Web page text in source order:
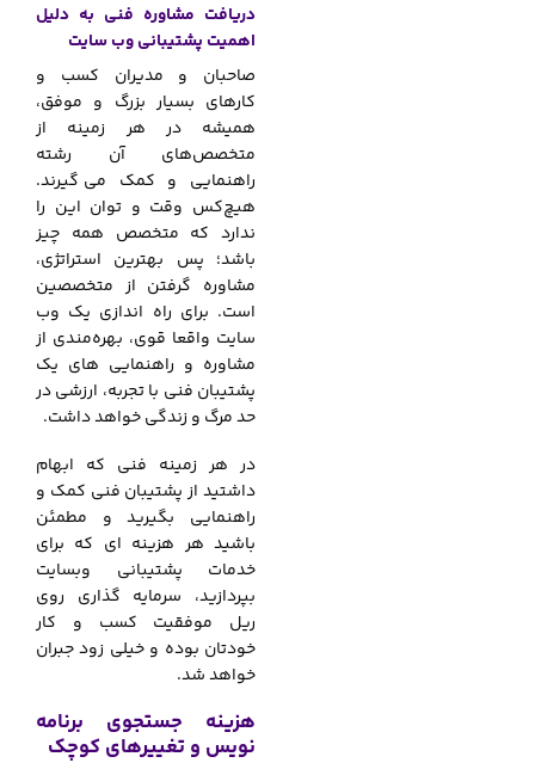
دریافت مشاوره فنی به دلیل
اهمیت پشتیبانی وب سایت
صاحبان و مدیران کسب و
کارهای بسیار بزرگ و موفق،
همیشه در هر زمینه از
متخصص‌های آن رشته
راهنمایی و کمک می‌ گیرند.
هیچ‌کس وقت و توان این را
ندارد که متخصص همه چیز
باشد؛ پس بهترین استراتژی،
مشاوره گرفتن از متخصصین
است. برای راه اندازی یک وب
سایت واقعا قوی، بهره‌مندی از
مشاوره و راهنمایی‌ های یک
پشتیبان فنی با تجربه، ارزشی در
حد مرگ و زندگی خواهد داشت.
در هر زمینه فنی که ابهام
داشتید از پشتیبان فنی کمک و
راهنمایی بگیرید و مطمئن
باشید هر هزینه ای که برای
خدمات پشتیبانی وبسایت
بپردازید، سرمایه گذاری روی
ریل موفقیت کسب و کار
خودتان بوده و خیلی زود جبران
خواهد شد.
هزینه جستجوی برنامه
نویس و تغییرهای کوچک